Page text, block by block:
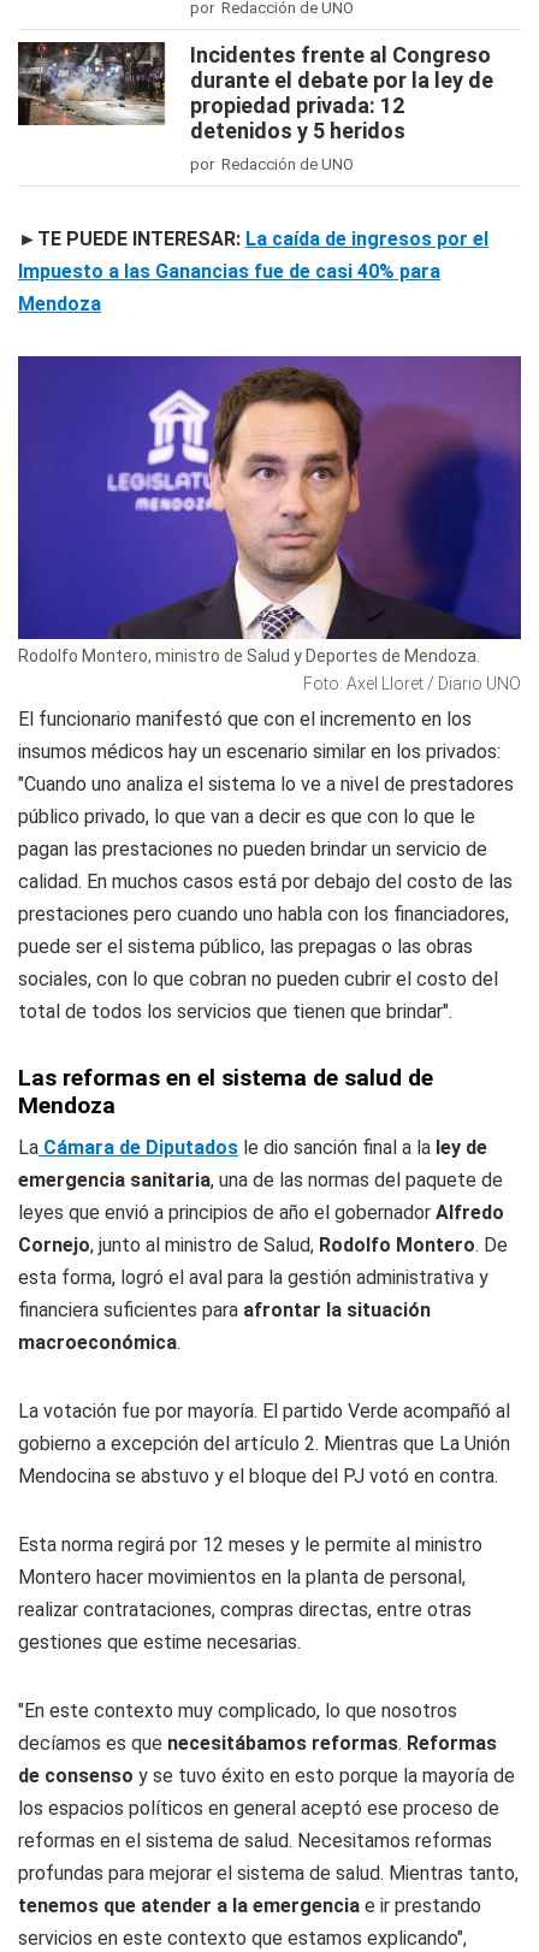
por Redacción de UNO
Incidentes frente al Congreso
durante el debate por la ley de
propiedad privada: 12
detenidos y 5 heridos
por Redacción de UNO
►TE PUEDE INTERESAR: La caída de ingresos por el
Impuesto a las Ganancias fue de casi 40% para
Mendoza
Rodolfo Montero, ministro de Salud y Deportes de Mendoza.
Foto: Axel Lloret / Diario UNO
El funcionario manifestó que con el incremento en los
insumos médicos hay un escenario similar en los privados:
"Cuando uno analiza el sistema lo ve a nivel de prestadores
público privado, lo que van a decir es que con lo que le
pagan las prestaciones no pueden brindar un servicio de
calidad. En muchos casos está por debajo del costo de las
prestaciones pero cuando uno habla con los financiadores,
puede ser el sistema público, las prepagas o las obras
sociales, con lo que cobran no pueden cubrir el costo del
total de todos los servicios que tienen que brindar".
Las reformas en el sistema de salud de
Mendoza
La Cámara de Diputados le dio sanción final a la ley de
emergencia sanitaria, una de las normas del paquete de
leyes que envió a principios de año el gobernador Alfredo
Cornejo, junto al ministro de Salud, Rodolfo Montero. De
esta forma, logró el aval para la gestión administrativa y
financiera suficientes para afrontar la situación
macroeconómica.
La votación fue por mayoría. El partido Verde acompañó al
gobierno a excepción del artículo 2. Mientras que La Unión
Mendocina se abstuvo y el bloque del PJ votó en contra.
Esta norma regirá por 12 meses y le permite al ministro
Montero hacer movimientos en la planta de personal,
realizar contrataciones, compras directas, entre otras
gestiones que estime necesarias.
"En este contexto muy complicado, lo que nosotros
decíamos es que necesitábamos reformas. Reformas
de consenso y se tuvo éxito en esto porque la mayoría de
los espacios políticos en general aceptó ese proceso de
reformas en el sistema de salud. Necesitamos reformas
profundas para mejorar el sistema de salud. Mientras tanto,
tenemos que atender a la emergencia e ir prestando
servicios en este contexto que estamos explicando",